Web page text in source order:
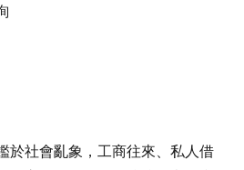
於社會亂象，工商往來、私人借